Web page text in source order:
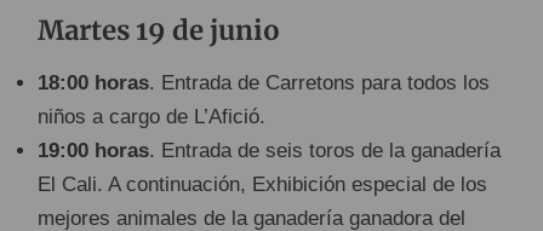
Martes 19 de junio
18:00 horas. Entrada de Carretons para todos los
niños a cargo de L’Afició.
19:00 horas. Entrada de seis toros de la ganadería
El Cali. A continuación, Exhibición especial de los
mejores animales de la ganadería ganadora del